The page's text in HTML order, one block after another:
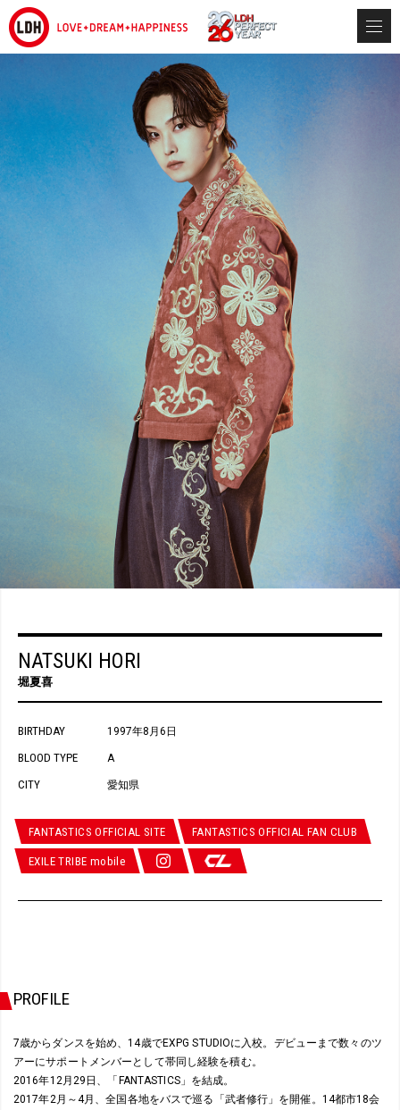
NATSUKI HORI
堀夏喜
BIRTHDAY 1997年8月6日
BLOOD TYPE A
CITY 愛知県
FANTASTICS OFFICIAL SITE FANTASTICS OFFICIAL FAN CLUB
EXILE TRIBE mobile
PROFILE
7歳からダンスを始め、14歳でEXPG STUDIOに入校。デビューまで数々のツ
アーにサポートメンバーとして帯同し経験を積む。
2016年12月29日、「FANTASTICS」を結成。
2017年2月～4月、全国各地をバスで巡る「武者修行」を開催。14都市18会